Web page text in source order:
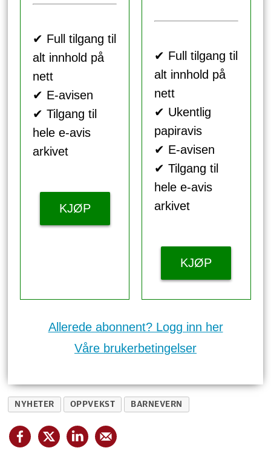
✔ Full tilgang til
alt innhold på
nett
✔ E-avisen
✔ Tilgang til
hele e-avis
arkivet
KJØP
✔ Full tilgang til
alt innhold på
nett
✔ Ukentlig
papiravis
✔ E-avisen
✔ Tilgang til
hele e-avis
arkivet
KJØP
Allerede abonnent? Logg inn her
Våre brukerbetingelser
NYHETER OPPVEKST BARNEVERN